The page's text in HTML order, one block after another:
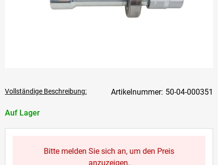
Auf Lager
Vollständige Beschreibung: 50-04-000351
Bitte melden Sie sich an, um den Preis
anzuzeigen.